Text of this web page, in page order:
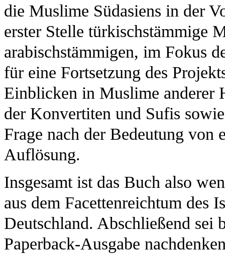
die Muslime Südasiens in der
erster Stelle türkischstämmige
arabischstämmigen, im Fokus
für eine Fortsetzung des
Einblicken in Muslime anderer
der Konvertiten und Sufis
Frage nach der Bedeutung von
Auflösung.
Insgesamt ist das Buch also
aus dem Facettenreichtum des
Deutschland. Abschließend sei
Paperback-Ausgabe